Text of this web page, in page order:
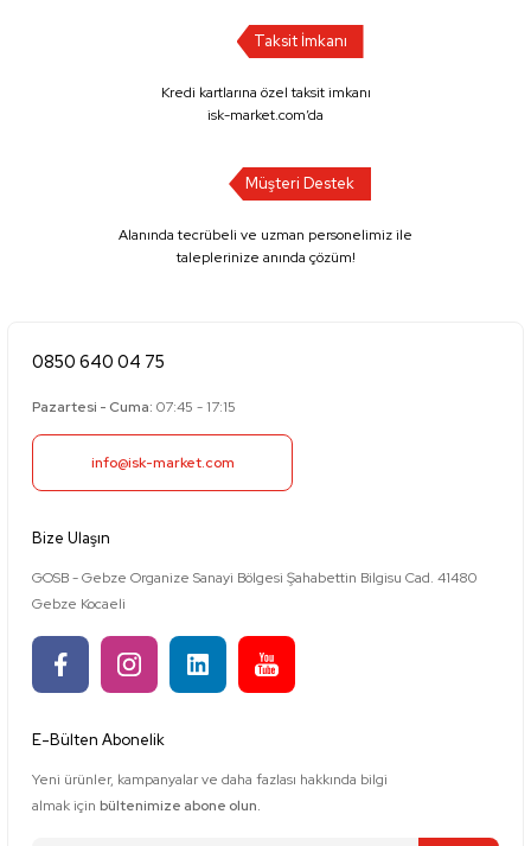
Taksit İmkanı
Kredi kartlarına özel taksit imkanı
isk-market.com’da
Müşteri Destek
Alanında tecrübeli ve uzman personelimiz ile
taleplerinize anında çözüm!
0850 640 04 75
Pazartesi - Cuma: 07:45 - 17:15
info@isk-market.com
Bize Ulaşın
GOSB - Gebze Organize Sanayi Bölgesi Şahabettin Bilgisu Cad. 41480
Gebze Kocaeli
E-Bülten Abonelik
Yeni ürünler, kampanyalar ve daha fazlası hakkında bilgi
almak için bültenimize abone olun.